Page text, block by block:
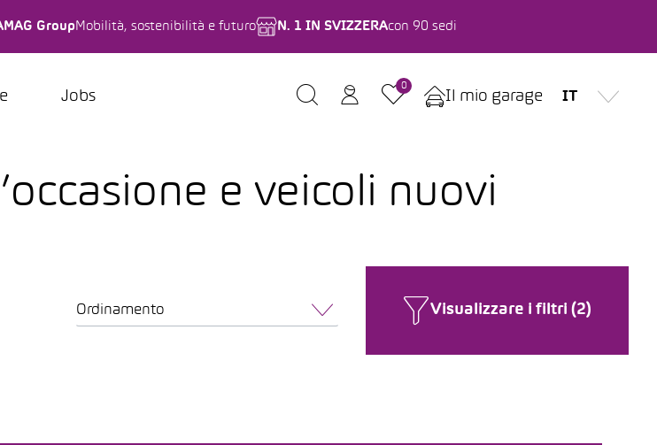
Group Mobilità, sostenibilità e futuro N. 1 IN SVIZZERAcon 90 sedi
Jobs
0
Il mio garage IT
e veicoli nuovi
Ordinamento Visualizzare i filtri (2)